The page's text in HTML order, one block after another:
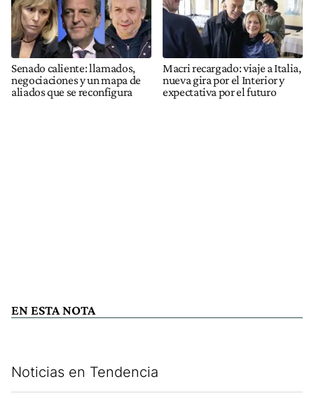
Senado caliente: llamados,
negociaciones y un mapa de
aliados que se reconfigura
Macri recargado: viaje a Italia,
nueva gira por el Interior y
expectativa por el futuro
EN ESTA NOTA
Noticias en Tendencia